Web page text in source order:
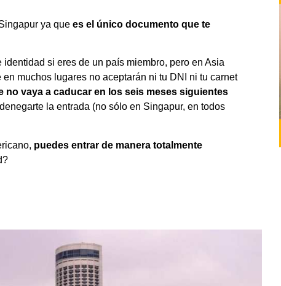
ya que es el único documento que te
si eres de un país miembro, pero en Asia
muchos lugares no aceptarán ni tu DNI ni tu carnet
no vaya a caducar en los seis meses siguientes
la entrada (no sólo en Singapur, en todos
puedes entrar de manera totalmente